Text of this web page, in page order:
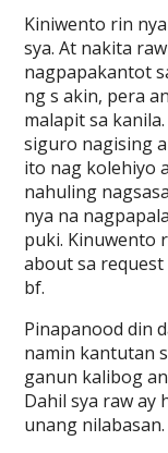
Kiniwento rin
sya. At nakita
nagpapakantot
ng s akin, pera
malapit sa
siguro nagising
ito nag kolehiyo
nahuling
nya na
puki. Kinuwento
about sa
bf.
Pinapanood din
namin kantutan
ganun kalibog
Dahil sya raw ay
unang nilabasan.